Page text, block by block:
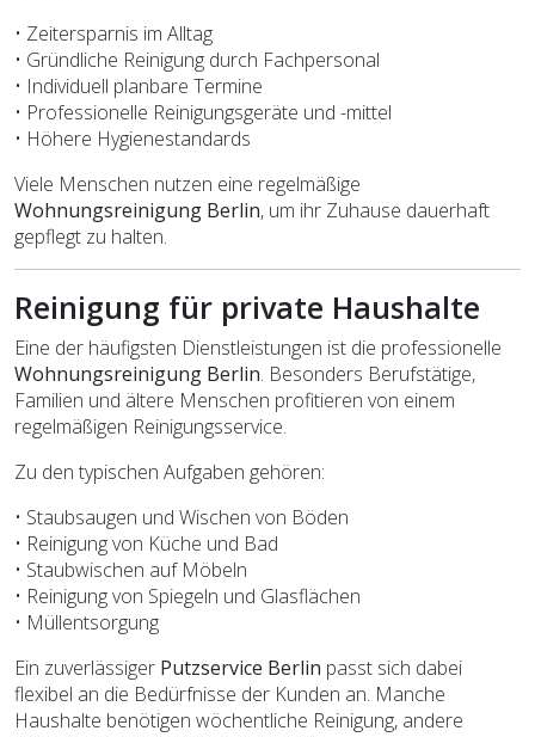
• Zeitersparnis im Alltag
• Gründliche Reinigung durch Fachpersonal
• Individuell planbare Termine
• Professionelle Reinigungsgeräte und -mittel
• Höhere Hygienestandards
Viele Menschen nutzen eine regelmäßige
Wohnungsreinigung Berlin, um ihr Zuhause dauerhaft
gepflegt zu halten.
Reinigung für private Haushalte
Eine der häufigsten Dienstleistungen ist die professionelle
Wohnungsreinigung Berlin. Besonders Berufstätige,
Familien und ältere Menschen profitieren von einem
regelmäßigen Reinigungsservice.
Zu den typischen Aufgaben gehören:
• Staubsaugen und Wischen von Böden
• Reinigung von Küche und Bad
• Staubwischen auf Möbeln
• Reinigung von Spiegeln und Glasflächen
• Müllentsorgung
Ein zuverlässiger Putzservice Berlin passt sich dabei
flexibel an die Bedürfnisse der Kunden an. Manche
Haushalte benötigen wöchentliche Reinigung, andere